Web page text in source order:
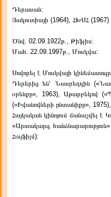
Դերասան:
Յակուտիայի (1964), ՀԽՍՀ
Ծնվ. 02.09.1922թ., Թիֆլիս:
Մահ. 22.09.1997թ., Մոսկվա:
Սովորել է Մոսկվայի
Դերերից են՝ Նասրեդդին
օրենքը», 1963), Աթարբեկով
(«Իվանովների ընտանիքը»,
Հայկական կինոյում ճանաչվել
«Արտակարգ հանձնարարություն»
Հւսյֆիլմ):